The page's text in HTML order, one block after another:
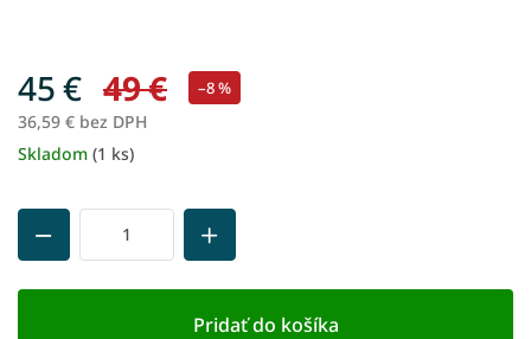
49 € –8 %
45 €
36,59 € bez DPH
Jednotková
Skladom (1 ks)
Pridať do košíka